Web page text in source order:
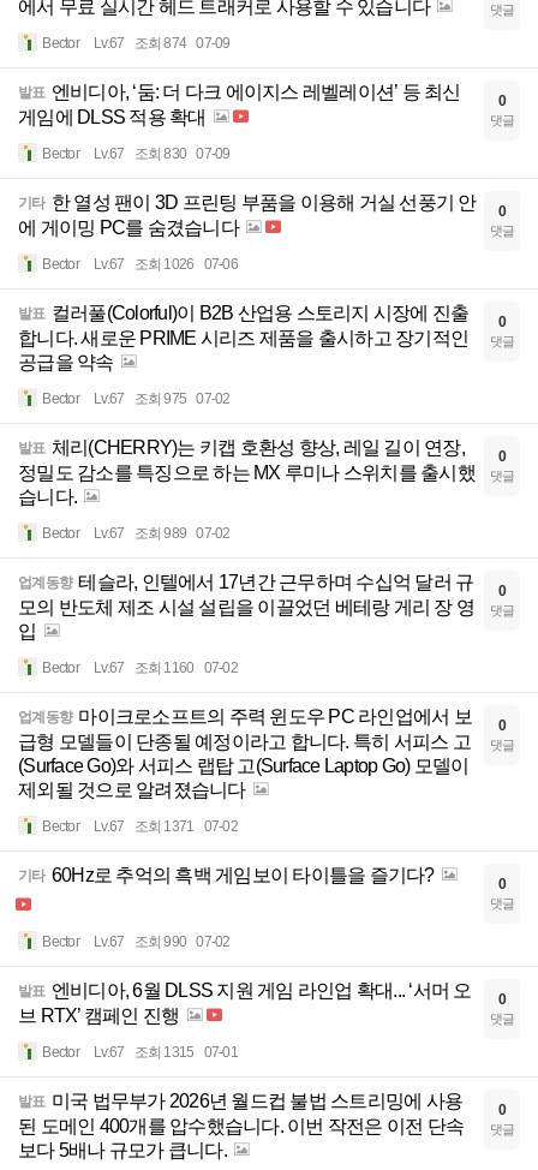
에서 무료 실시간 헤드 트래커로 사용할 수 있습니다
Bector Lv.67 조회 874 07-09
댓글
발표 엔비디아, ‘둠: 더 다크 에이지스 레벨레이션’ 등 최신
게임에 DLSS 적용 확대
Bector Lv.67 조회 830 07-09
0
댓글
기타 한 열성 팬이 3D 프린팅 부품을 이용해 거실 선풍기 안
에 게이밍 PC를 숨겼습니다
Bector Lv.67 조회 1026 07-06
0
댓글
발표 컬러풀(Colorful)이 B2B 산업용 스토리지 시장에 진출
합니다. 새로운 PRIME 시리즈 제품을 출시하고 장기적인
공급을 약속
Bector Lv.67 조회 975 07-02
0
댓글
발표 체리(CHERRY)는 키캡 호환성 향상, 레일 길이 연장,
정밀도 감소를 특징으로 하는 MX 루미나 스위치를 출시했
습니다.
Bector Lv.67 조회 989 07-02
0
댓글
업계동향 테슬라, 인텔에서 17년간 근무하며 수십억 달러 규
모의 반도체 제조 시설 설립을 이끌었던 베테랑 게리 장 영
입
Bector Lv.67 조회 1160 07-02
0
댓글
업계동향 마이크로소프트의 주력 윈도우 PC 라인업에서 보
급형 모델들이 단종될 예정이라고 합니다. 특히 서피스 고
(Surface Go)와 서피스 랩탑 고(Surface Laptop Go) 모델이
제외될 것으로 알려졌습니다
Bector Lv.67 조회 1371 07-02
0
댓글
기타 60Hz로 추억의 흑백 게임보이 타이틀을 즐기다?
Bector Lv.67 조회 990 07-02
0
댓글
발표 엔비디아, 6월 DLSS 지원 게임 라인업 확대... ‘서머 오
브 RTX’ 캠페인 진행
Bector Lv.67 조회 1315 07-01
0
댓글
발표 미국 법무부가 2026년 월드컵 불법 스트리밍에 사용
된 도메인 400개를 압수했습니다. 이번 작전은 이전 단속
보다 5배나 규모가 큽니다.
0
댓글